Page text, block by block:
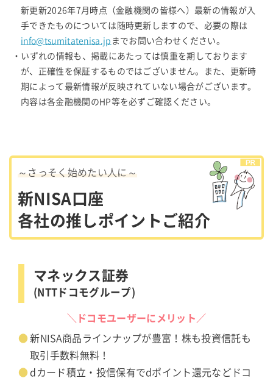
新更新2026年7月時点（金融機関の皆様へ）最新の情報が入
手できたものについては随時更新しますので、必要の際は
info@tsumitatenisa.jp までお問い合わせください。
・いずれの情報も、掲載にあたっては慎重を期しております
が、正確性を保証するものではございません。また、更新時
期によって最新情報が反映されていない場合がございます。
内容は各金融機関のHP等を必ずご確認ください。
～さっそく始めたい人に～
新NISA口座
各社の推しポイントご紹介
マネックス証券
(NTTドコモグループ)
＼ドコモユーザーにメリット／
新NISA商品ラインナップが豊富！株も投資信託も
取引手数料無料！
dカード積立・投信保有でdポイント還元などドコ